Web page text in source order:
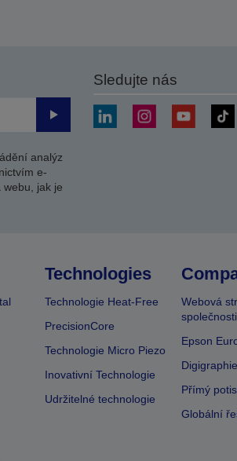
Odeslat
analýz
e-
jak je
Sledujte nás
Technologies
Technologie Heat-Free
PrecisionCore
Technologie Micro Piezo
Inovativní Technologie
Udržitelné technologie
Webová
společnosti
Epson
Digigraphie
Přímý
Globální